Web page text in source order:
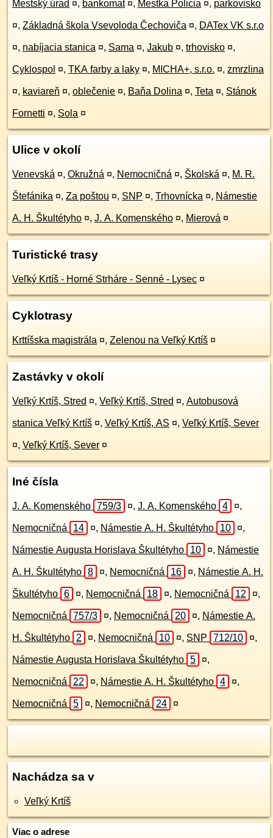
Mestský úrad ¤, bankomat ¤, Mestka Policia ¤, parkovisko
¤, Základná škola Vsevoloda Čechoviča ¤, DATex VK s.r.o
¤, nabíjacia stanica ¤, Sama ¤, Jakub ¤, trhovisko ¤,
Cyklospol ¤, TKA farby a laky ¤, MICHA+, s.r.o. ¤, zmrzlina
¤, kaviareň ¤, oblečenie ¤, Baňa Dolina ¤, Teta ¤, Stánok
Fornetti ¤, Sola ¤
Ulice v okolí
Venevská ¤, Okružná ¤, Nemocničná ¤, Školská ¤, M. R.
Štefánika ¤, Za poštou ¤, SNP ¤, Trhovnícka ¤, Námestie
A. H. Škultétyho ¤, J. A. Komenského ¤, Mierová ¤
Turistické trasy
Veľký Krtíš - Horné Strháre - Senné - Lysec ¤
Cyklotrasy
Krttíšska magistrála ¤, Zelenou na Veľký Krtíš ¤
Zastávky v okolí
Veľký Krtíš, Stred ¤, Veľký Krtíš, Stred ¤, Autobusová
stanica Veľký Krtíš ¤, Veľký Krtíš, AS ¤, Veľký Krtíš, Sever
¤, Veľký Krtíš, Sever ¤
Iné čísla
J. A. Komenského 759/3 ¤, J. A. Komenského 4 ¤,
Nemocničná 14 ¤, Námestie A. H. Škultétyho 10 ¤,
Námestie Augusta Horislava Škultétyho 10 ¤, Námestie
A. H. Škultétyho 8 ¤, Nemocničná 16 ¤, Námestie A. H.
Škultétyho 6 ¤, Nemocničná 18 ¤, Nemocničná 12 ¤,
Nemocničná 757/3 ¤, Nemocničná 20 ¤, Námestie A.
H. Škultétyho 2 ¤, Nemocničná 10 ¤, SNP 712/10 ¤,
Námestie Augusta Horislava Škultétyho 5 ¤,
Nemocničná 22 ¤, Námestie A. H. Škultétyho 4 ¤,
Nemocničná 5 ¤, Nemocničná 24 ¤
Nachádza sa v
Veľký Krtíš
Viac o adrese